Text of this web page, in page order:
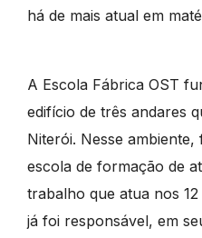
há de mais atual em
A Escola Fábrica OST
edifício de três andares
Niterói. Nesse ambiente,
escola de formação de
trabalho que atua nos
já foi responsável, em